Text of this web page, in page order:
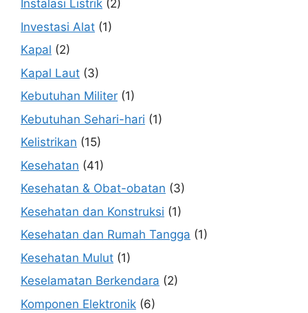
Instalasi Listrik (2)
Investasi Alat (1)
Kapal (2)
Kapal Laut (3)
Kebutuhan Militer (1)
Kebutuhan Sehari-hari (1)
Kelistrikan (15)
Kesehatan (41)
Kesehatan & Obat-obatan (3)
Kesehatan dan Konstruksi (1)
Kesehatan dan Rumah Tangga (1)
Kesehatan Mulut (1)
Keselamatan Berkendara (2)
Komponen Elektronik (6)